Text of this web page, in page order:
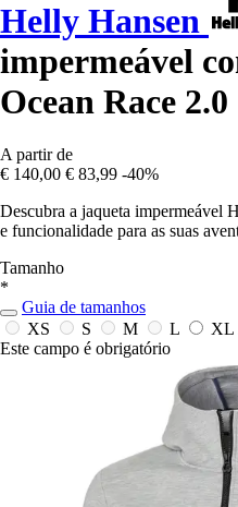
Helly Hansen
impermeável
Ocean Race 2.0
A partir de
€ 140,00 € 83,99 -40%
Descubra a jaqueta impermeável
e funcionalidade para as suas
Tamanho
*
Guia de tamanhos
XS
S M L XL
Este campo é obrigatório